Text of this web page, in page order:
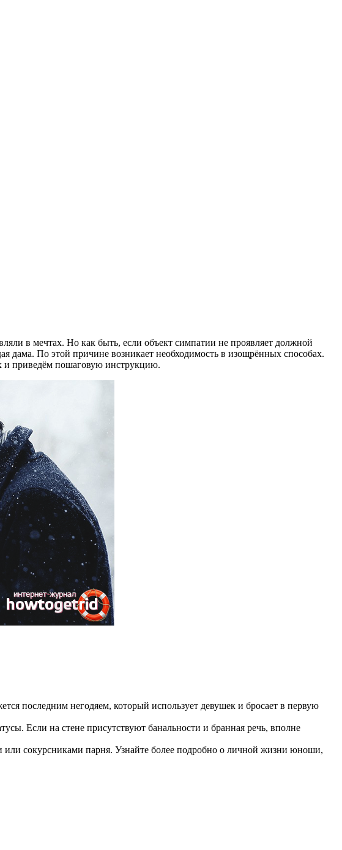
в мечтах. Но как быть, если объект симпатии не проявляет должной
дама. По этой причине возникает необходимость в изощрённых способах.
и приведём пошаговую инструкцию.
последним негодяем, который использует девушек и бросает в первую
Если на стене присутствуют банальности и бранная речь, вполне
сокурсниками парня. Узнайте более подробно о личной жизни юноши,